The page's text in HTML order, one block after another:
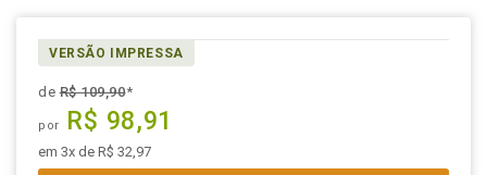
VERSÃO IMPRESSA
deR$ 109,90*
por R$ 98,91
em 3x de R$ 32,97